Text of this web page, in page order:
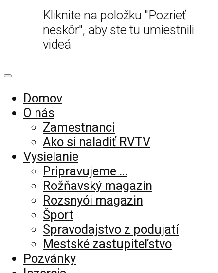
Kliknite na položku "Pozrieť
neskôr", aby ste tu umiestnili
videá
Domov
O nás
Zamestnanci
Ako si naladiť RVTV
Vysielanie
Pripravujeme …
Rožňavský magazín
Rozsnyói magazin
Šport
Spravodajstvo z podujatí
Mestské zastupiteľstvo
Pozvánky